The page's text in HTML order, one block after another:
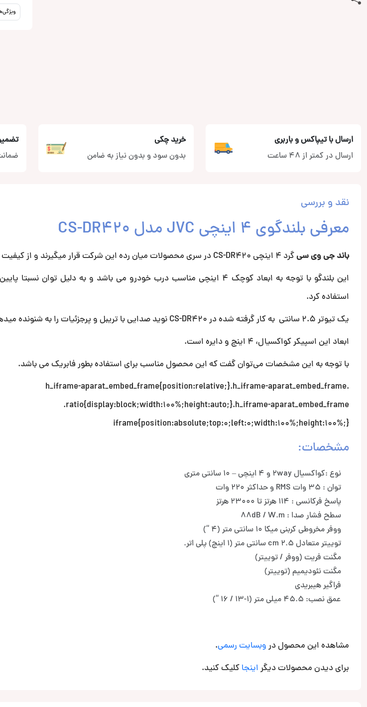
ارسال با تیپاکس و باربری
ارسال در کمتر از 48 ساعت
خرید چکی
بدون سود و بدون نیاز به ضامن
نقد و بررسی
معرفی بلندگوی 4 اینچی JVC مدل CS-DR420
باند جی وی سیگرد 4 اینچی CS-DR420 در سری محصولات میان رده این شرکت قرار میگیرند و از کیفیت و قدرت صدای مطلوبی بهره می برد.
این بلندگو با توجه به ابعاد کوچک 4 اینچی مناسب درب خودرو می باشد و به دلیل توان
استفاده کرد.
یک تیوتر 2.5 سانتی به کار گرفته شده در CS-DR420 نوید صدایی با تریبل و پرجزئیات را به شنونده میدهد.
ابعاد این اسپیکر کواکسیال، 4 اینچ و دایره است.
با توجه به این مشخصات می‌توان گفت که این محصول مناسب برای استفاده بطور فابریک می باشد.
.h_iframe-aparat_embed_frame{position:relative;}.h_iframe-aparat_embed_frame
.ratio{display:block;width:100%;height:auto;}.h_iframe-aparat_embed_frame
iframe{position:absolute;top:0;left:0;width:100%;height:100%;}
مشخصات:
نوع :کواکسیال 2way و 4 اینچی – 10 سانتی متری
توان : 35 وات RMS و حداکثر 220 وات
پاسخ فرکانسی : 114 هرتز تا 23000 هرتز
سطح فشار صدا : 88dB / W.m
ووفر مخروطی کربنی میکا 10 سانتی متر (4 “)
توییتر متعادل 2.5 cm سانتی متر (1 اینچ) پلی اتر.
مگنت فریت (ووفر / توییتر)
مگنت نئودیمیم (توییتر)
فراگیر هیبریدی
عمق نصب: 45.5 میلی متر (1-13 / 16 “)
مشاهده این محصول دروبسایت رسمی.
برای دیدن محصولات دیگراینجاکلیک کنید.